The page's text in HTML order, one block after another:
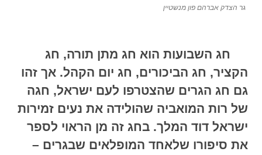
גר הצדק אברהם פון מנשטיין
חג השבועות הוא חג מתן תורה, חג
הקציר, חג הביכורים, חג יום הקהל.אך זהו
גם חג הגרים שהצטרפו לעם ישראל, חגה
של רות המואביה שהולידה את נעים זמירות
ישראל דוד המלך.בחג זה מן הראוי לספר
את סיפורו שלאחד המופלאים שבגרים –